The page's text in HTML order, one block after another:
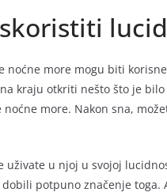
noćne more mogu biti
kraju otkriti nešto što je
more. Nakon sna,
uživate u njoj u svojoj
potpuno značenje